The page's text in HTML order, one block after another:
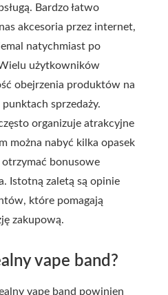
Bardzo łatwo
akcesoria przez internet,
natychmiast po
użytkowników
obejrzenia produktów na
sprzedaży.
organizuje atrakcyjne
można nabyć kilka opasek
bonusowe
Istotną zaletą są opinie
które pomagają
zakupową.
vape band?
vape band powinien